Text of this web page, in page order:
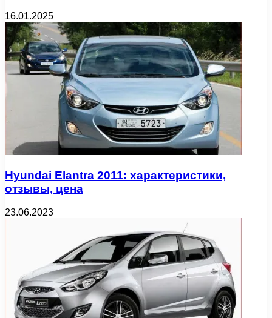
16.01.2025
Hyundai Elantra 2011: характеристики,
отзывы, цена
23.06.2023